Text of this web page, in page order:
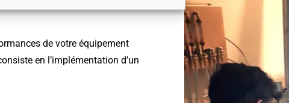
de votre équipement
en l’implémentation d’un